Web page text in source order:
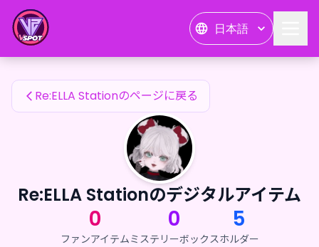
日本語
Re:ELLA Stationのファンアイテム
Re:ELLA Stationのページに戻る
Re:ELLA Stationのデジタルアイテム
0
ファンアイテム
0
ミステリーボックス
5
ホルダー
Re:ELLA Stationのファンアイテム — 24karat